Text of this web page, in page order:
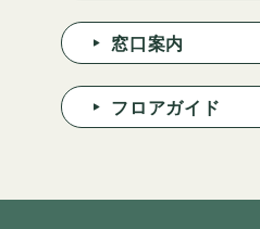
窓口案内
フロアガイド